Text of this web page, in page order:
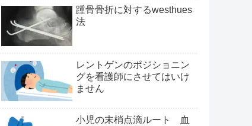
踵骨骨折に対するwesthues
法
レントゲンのポジショニン
グを看護師にさせてはいけ
ません
小児の末梢点滴ルート 血